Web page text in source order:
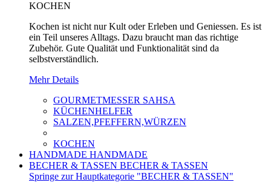
KOCHEN
Kochen ist nicht nur Kult oder Erleben und Geniessen. Es ist
ein Teil unseres Alltags. Dazu braucht man das richtige
Zubehör. Gute Qualität und Funktionalität sind da
selbstverständlich.
Mehr Details
GOURMETMESSER SAHSA
KÜCHENHELFER
SALZEN,PFEFFERN,WÜRZEN
KOCHEN
HANDMADE HANDMADE
BECHER & TASSEN BECHER & TASSEN
Springe zur Hauptkategorie "BECHER & TASSEN"